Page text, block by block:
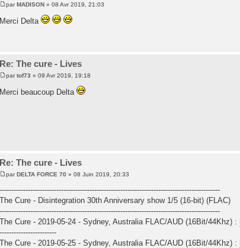
parMADISON » 08 Avr 2019, 21:03
Merci Delta
Re: The cure - Lives
partof73 » 09 Avr 2019, 19:18
Merci beaucoup Delta
Re: The cure - Lives
parDELTA FORCE 70 » 08 Juin 2019, 20:33
---------------------------------------------------------------------------------------------
The Cure - Disintegration 30th Anniversary show 1/5 (16-bit) (FLAC)
---------------------------------------------------------------------------------------------
The Cure - 2019-05-24 - Sydney, Australia FLAC/AUD (16Bit/44Khz) :
------------------------
The Cure - 2019-05-25 - Sydney, Australia FLAC/AUD (16Bit/44Khz) :